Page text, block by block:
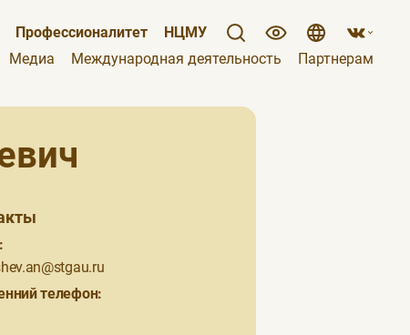
Профессионалитет
НЦМУ
Медиа Международная деятельность Партнерам
телефон: